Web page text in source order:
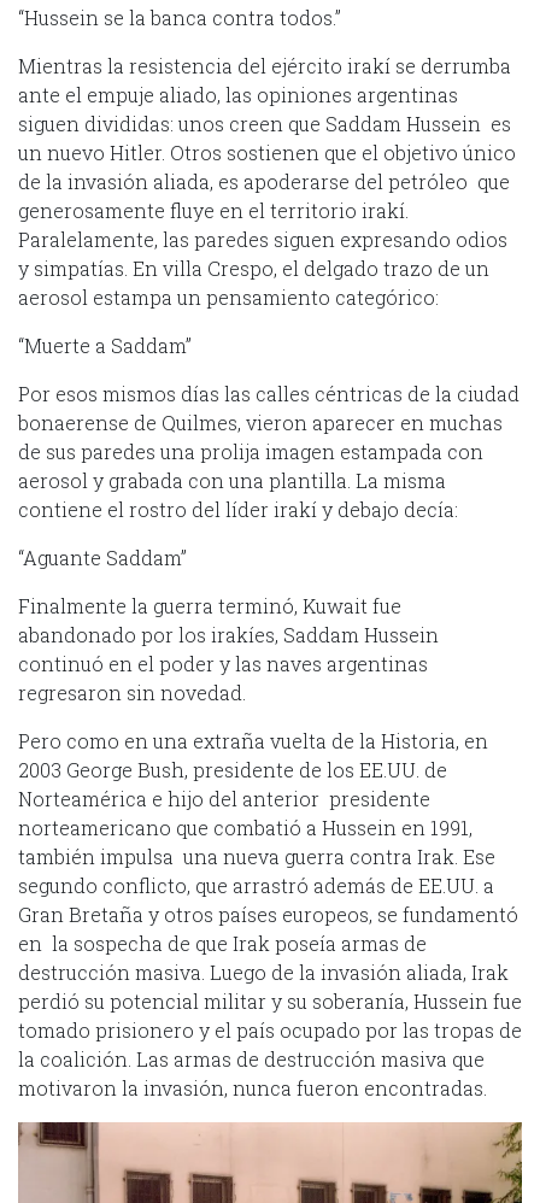
“Hussein se la banca contra todos.”
Mientras la resistencia del ejército irakí se derrumba
ante el empuje aliado, las opiniones argentinas
siguen divididas: unos creen que Saddam Hussein es
un nuevo Hitler. Otros sostienen que el objetivo único
de la invasión aliada, es apoderarse del petróleo que
generosamente fluye en el territorio irakí.
Paralelamente, las paredes siguen expresando odios
y simpatías. En villa Crespo, el delgado trazo de un
aerosol estampa un pensamiento categórico:
“Muerte a Saddam”
Por esos mismos días las calles céntricas de la ciudad
bonaerense de Quilmes, vieron aparecer en muchas
de sus paredes una prolija imagen estampada con
aerosol y grabada con una plantilla. La misma
contiene el rostro del líder irakí y debajo decía:
“Aguante Saddam”
Finalmente la guerra terminó, Kuwait fue
abandonado por los irakíes, Saddam Hussein
continuó en el poder y las naves argentinas
regresaron sin novedad.
Pero como en una extraña vuelta de la Historia, en
2003 George Bush, presidente de los EE.UU. de
Norteamérica e hijo del anterior presidente
norteamericano que combatió a Hussein en 1991,
también impulsa una nueva guerra contra Irak. Ese
segundo conflicto, que arrastró además de EE.UU. a
Gran Bretaña y otros países europeos, se fundamentó
en la sospecha de que Irak poseía armas de
destrucción masiva. Luego de la invasión aliada, Irak
perdió su potencial militar y su soberanía, Hussein fue
tomado prisionero y el país ocupado por las tropas de
la coalición. Las armas de destrucción masiva que
motivaron la invasión, nunca fueron encontradas.